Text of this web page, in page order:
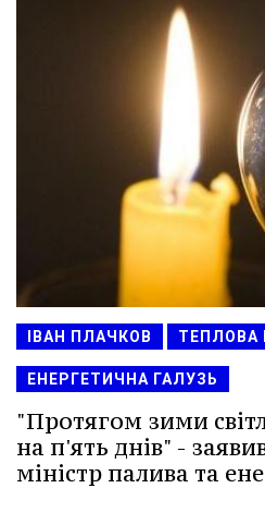
ІВАН ПЛАЧКОВ ТЕПЛОВА
ЕНЕРГЕТИЧНА ГАЛУЗЬ
"Протягом зими
на п'ять днів" -
міністр палива та